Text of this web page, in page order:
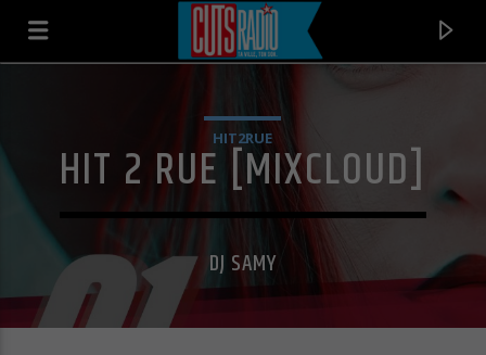
HIT2RUE
HIT 2 RUE [MIXCLOUD]
DJ SAMY